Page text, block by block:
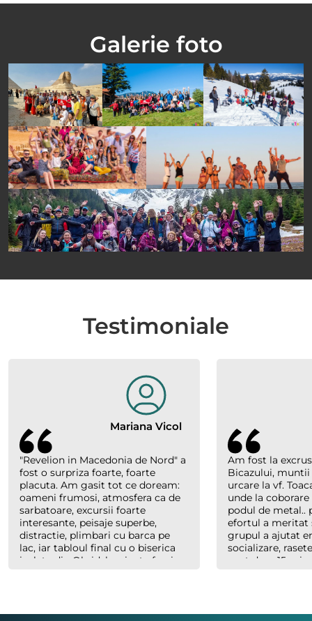
Galerie foto
Testimoniale
Mariana Vicol
"Revelion in Macedonia de Nord" a
fost o surpriza foarte, foarte
placuta. Am gasit tot ce doream:
oameni frumosi, atmosfera ca de
sarbatoare, excursii foarte
interesante, peisaje superbe,
distractie, plimbari cu barca pe
lac, iar tabloul final cu o biserica
izolata din Ohrid, luminata feeric,
Am fost la
Bicazului, muntii
urcare la vf.
unde la
podul de metal..
efortul a meritat
grupul a ajutat
socializare,
sunt doar 15